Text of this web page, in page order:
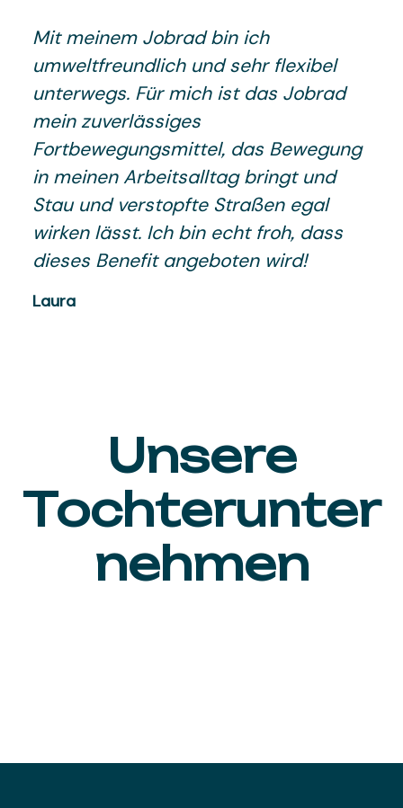
Mit meinem Jobrad bin ich
umweltfreundlich und sehr flexibel
unterwegs. Für mich ist das Jobrad
mein zuverlässiges
Fortbewegungsmittel, das Bewegung
in meinen Arbeitsalltag bringt und
Stau und verstopfte Straßen egal
wirken lässt. Ich bin echt froh, dass
dieses Benefit angeboten wird!
Laura
Unsere
Tochterunter
nehmen